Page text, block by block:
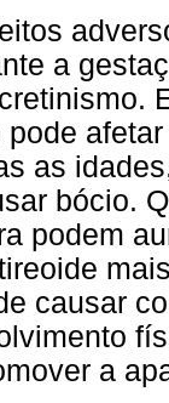
a
as
bócio.
podem
causar
a